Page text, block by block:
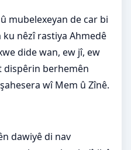
mubelexeyan de car bi
nêzî rastiya Ahmedê
dide wan, ew jî, ew
dispêrin berhemên
wî Mem û Zînê.
dawiyê di nav